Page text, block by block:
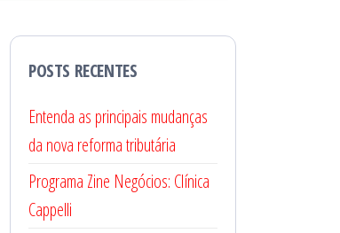
POSTS RECENTES
Entenda as principais mudanças
da nova reforma tributária
Programa Zine Negócios: Clínica
Cappelli